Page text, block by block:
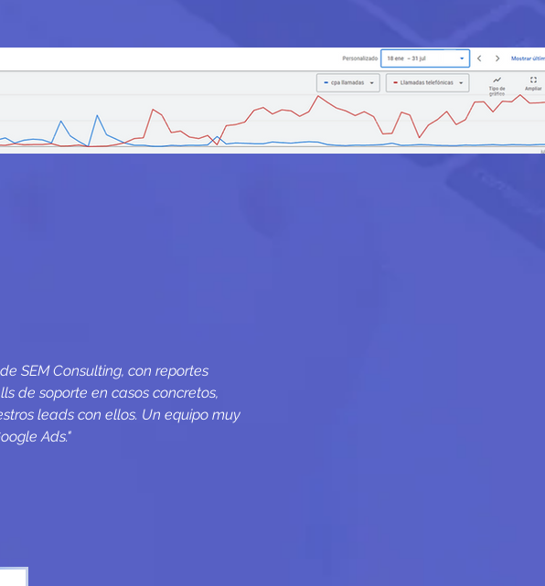
SEM Consulting, con reportes
de soporte en casos concretos,
leads con ellos. Un equipo muy
Ads."